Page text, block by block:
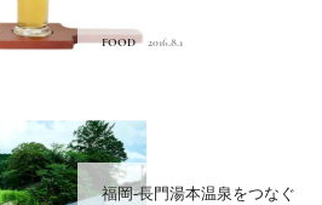
FOOD 2016.8.1
福岡-長門湯本温泉をつなぐ